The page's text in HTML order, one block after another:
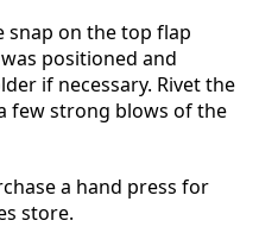
snap on the top flap
positioned and
if necessary. Rivet the
few strong blows of the
a hand press for
store.